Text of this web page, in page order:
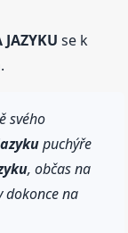
JAZYKU se k
svého
puchýře
, občas na
dokonce na